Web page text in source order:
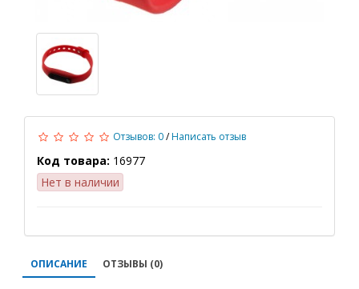
Отзывов: 0/Написать отзыв
Код товара: 16977
Нет в наличии
ОПИСАНИЕ ОТЗЫВЫ (0)